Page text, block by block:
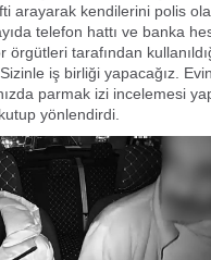
arayarak kendilerini polis
telefon hattı ve banka
örgütleri tarafından
iş birliği yapacağız.
parmak izi incelemesi
yönlendirdi.